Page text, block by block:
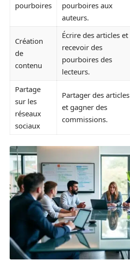
pourboires
pourboires aux
auteurs.
Création
de
contenu
Écrire des articles et
recevoir des
pourboires des
lecteurs.
Partage
sur les
réseaux
sociaux
Partager des articles
et gagner des
commissions.